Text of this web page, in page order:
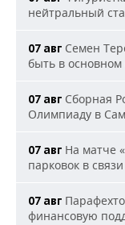
нейтральный
07 авг Семен
быть в основном
07 авг Сборная
Олимпиаду в
07 авг На матче
парковок в
07 авг
финансовую